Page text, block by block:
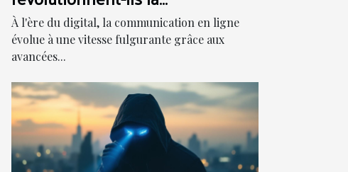
communication en ligne ?
À l'ère du digital, la communication en ligne
évolue à une vitesse fulgurante grâce aux
avancées...